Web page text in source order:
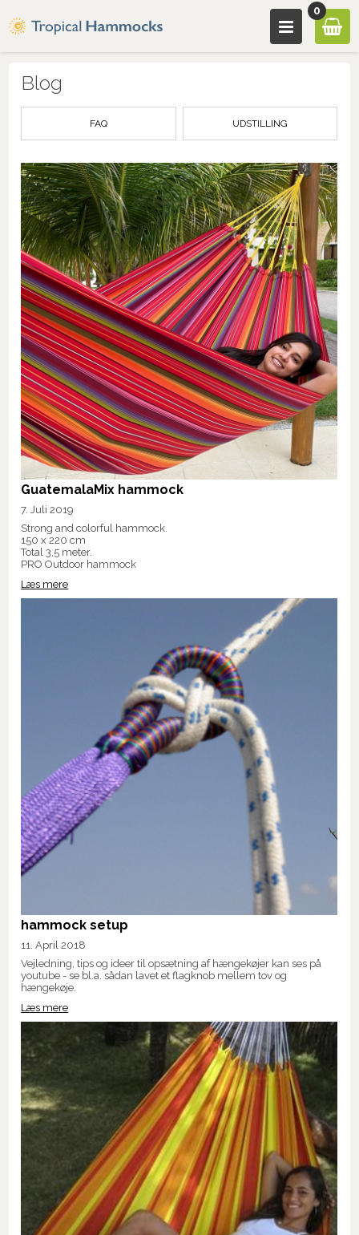
0
Blog
FAQ UDSTILLING
GuatemalaMix hammock
7. Juli 2019
Strong and colorful hammock.
150 x 220 cm
Total 3,5 meter.
PRO Outdoor hammock
Læs mere
hammock setup
11. April 2018
Vejledning, tips og ideer til opsætning af hængekøjer kan ses på
youtube - se bl.a. sådan lavet et flagknob mellem tov og
hængekøje.
Læs mere